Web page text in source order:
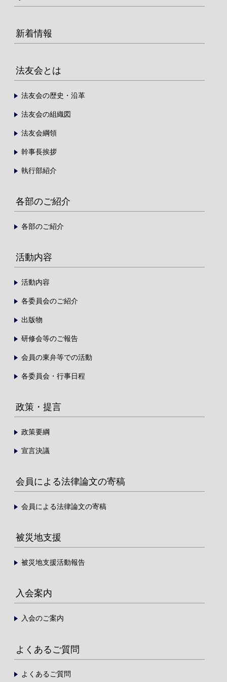
新着情報
法友会とは
法友会の歴史・沿革
法友会の組織図
法友会綱領
幹事長挨拶
執行部紹介
各部のご紹介
各部のご紹介
活動内容
活動内容
各委員会のご紹介
出版物
研修会等のご報告
会員の東弁等での活動
各委員会・行事日程
政策・提言
政策要綱
宣言決議
会員による法律論文の寄稿
会員による法律論文の寄稿
被災地支援
被災地支援活動報告
入会案内
入会のご案内
よくあるご質問
よくあるご質問